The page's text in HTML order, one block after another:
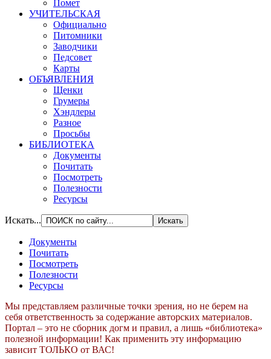
Помет
УЧИТЕЛЬСКАЯ
Официально
Питомники
Заводчики
Педсовет
Карты
ОБЪЯВЛЕНИЯ
Щенки
Грумеры
Хэндлеры
Разное
Просьбы
БИБЛИОТЕКА
Документы
Почитать
Посмотреть
Полезности
Ресурсы
Искать...
Документы
Почитать
Посмотреть
Полезности
Ресурсы
Мы представляем различные точки зрения, но не берем на
себя ответственность за содержание авторских материалов.
Портал – это не сборник догм и правил, а лишь «библиотека»
полезной информации! Как применить эту информацию
зависит ТОЛЬКО от ВАС!